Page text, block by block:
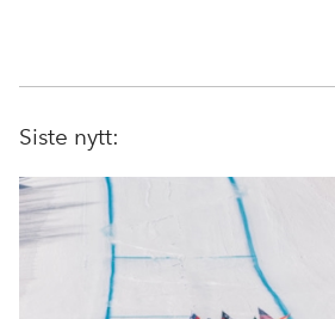
Siste nytt: